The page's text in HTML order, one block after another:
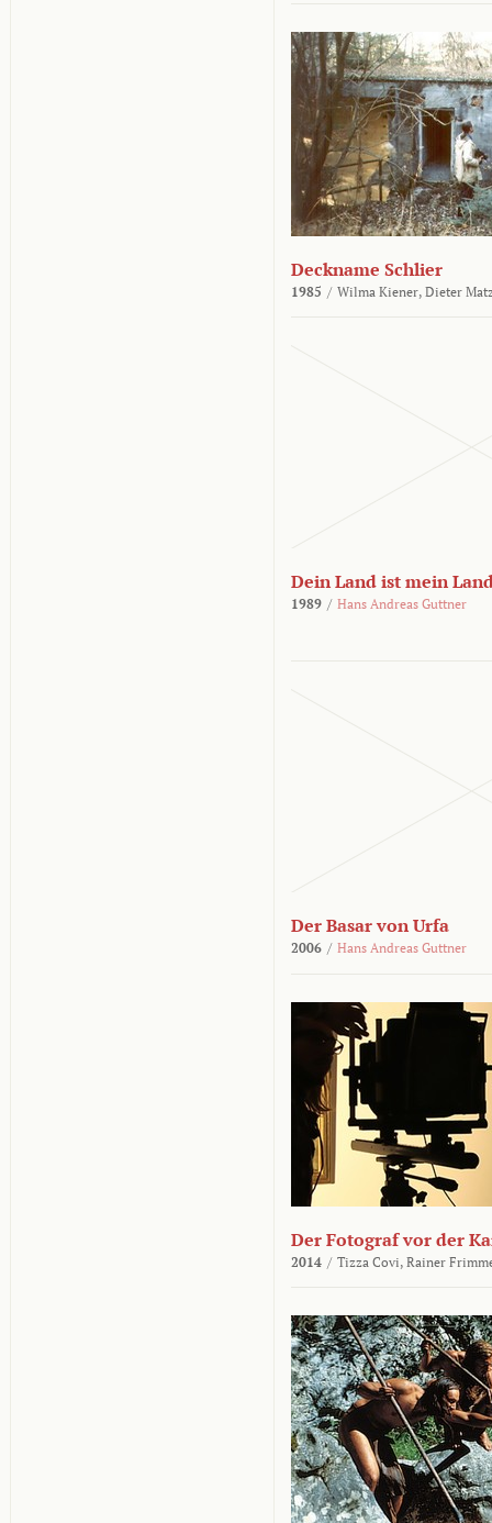
Deckname Schlier
1985 / Wilma Kiener, Dieter
Dein Land ist mein
1989 / Hans Andreas Guttner
Der Basar von Urfa
2006 / Hans Andreas Guttner
Der Fotograf vor der
2014 / Tizza Covi, Rainer